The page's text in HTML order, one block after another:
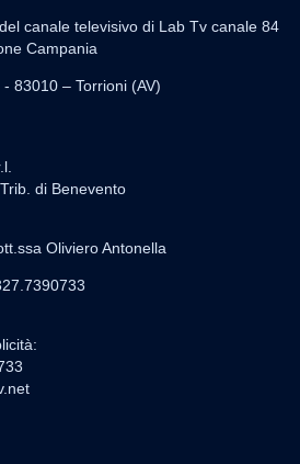
canale televisivo di Lab Tv canale 84
Campania
83010 – Torrioni (AV)
di Benevento
Oliviero Antonella